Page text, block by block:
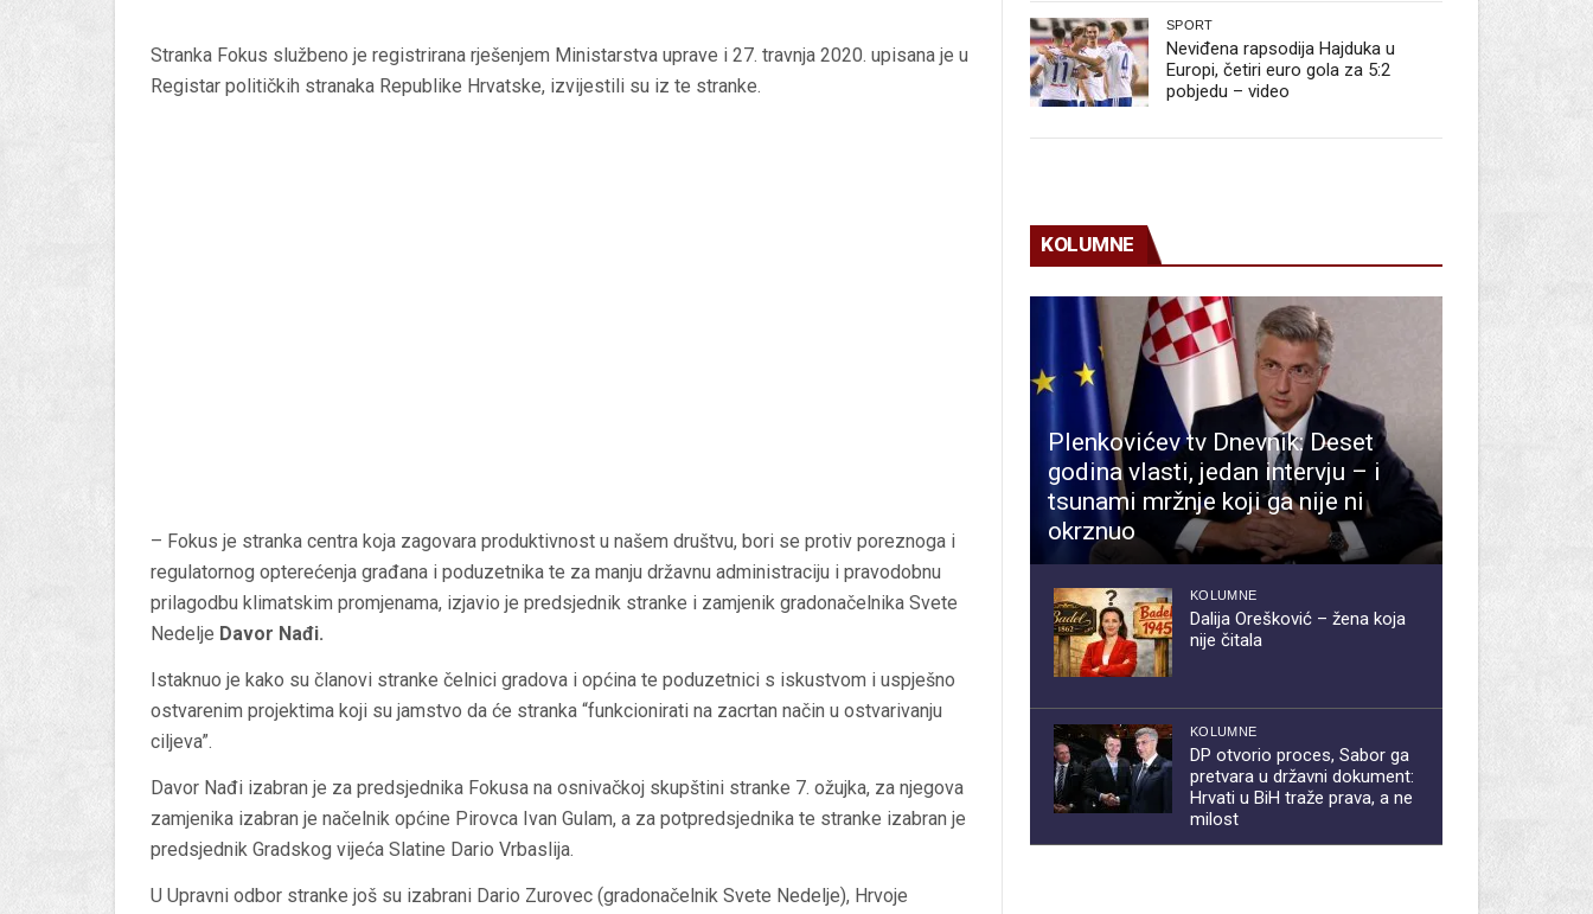
Stranka Fokus službeno je registrirana rješenjem Ministarstva uprave i 27. travnja 2020. upisana je u
Registar političkih stranaka Republike Hrvatske, izvijestili su iz te stranke.
– Fokus je stranka centra koja zagovara produktivnost u našem društvu, bori se protiv poreznoga i
regulatornog opterećenja građana i poduzetnika te za manju državnu administraciju i pravodobnu
prilagodbu klimatskim promjenama, izjavio je predsjednik stranke i zamjenik gradonačelnika Svete
Nedelje Davor Nađi.
Istaknuo je kako su članovi stranke čelnici gradova i općina te poduzetnici s iskustvom i uspješno
ostvarenim projektima koji su jamstvo da će stranka “funkcionirati na zacrtan način u ostvarivanju
ciljeva”.
Davor Nađi izabran je za predsjednika Fokusa na osnivačkoj skupštini stranke 7. ožujka, za njegova
zamjenika izabran je načelnik općine Pirovca Ivan Gulam, a za potpredsjednika te stranke izabran je
predsjednik Gradskog vijeća Slatine Dario Vrbaslija.
U Upravni odbor stranke još su izabrani Dario Zurovec (gradonačelnik Svete Nedelje), Hrvoje
SPORT
Neviđena rapsodija Hajduka u
Europi, četiri euro gola za 5:2
pobjedu – video
KOLUMNE
Plenkovićev tv Dnevnik: Deset
godina vlasti, jedan intervju – i
tsunami mržnje koji ga nije ni
okrznuo
KOLUMNE
Dalija Orešković – žena koja
nije čitala
KOLUMNE
DP otvorio proces, Sabor ga
pretvara u državni dokument:
Hrvati u BiH traže prava, a ne
milost